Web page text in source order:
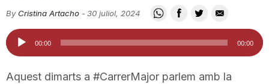
i
By Cristina Artacho -30 juliol, 2024
Reproductor
d'àudio
00:00 00:00
Aquest dimarts a #CarrerMajor parlem amb la